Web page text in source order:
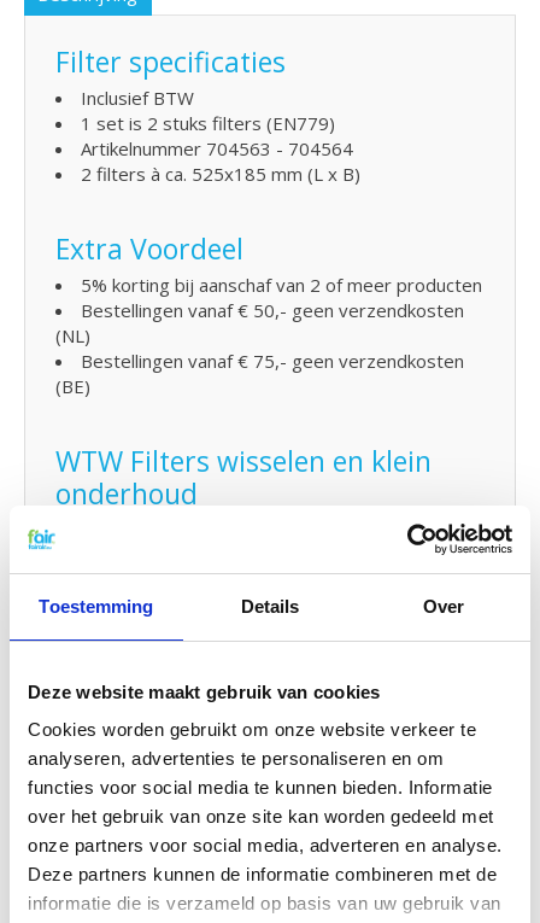
Toestemming Details Over
Deze website maakt gebruik van cookies
Cookies worden gebruikt om onze website verkeer te
analyseren, advertenties te personaliseren en om
functies voor social media te kunnen bieden. Informatie
over het gebruik van onze site kan worden gedeeld met
onze partners voor social media, adverteren en analyse.
Deze partners kunnen de informatie combineren met de
informatie die is verzameld op basis van uw gebruik van
Filter specificaties
Inclusief BTW
1 set is 2 stuks filters (EN779)
Artikelnummer 704563 - 704564
2 filters à ca. 525x185 mm (L x B)
Extra Voordeel
5% korting bij aanschaf van 2 of meer producten
Bestellingen vanaf € 50,- geen verzendkosten
(NL)
Bestellingen vanaf € 75,- geen verzendkosten
(BE)
WTW Filters wisselen en klein
onderhoud
De WTW filters van fairair voor de Ubiflux W300 -
W400 kunt op eenvoudig zelf vervangen en in uw
WTW unit plaatsen. Bekijk hiervoorde handleiding
om uw WTW filter te vervangen. U kunt ook
G4 Kwaliteit voor een G3 prijs
f'air G3 filters hebben een afvangst van 92%. De
afvangtst van G3 filters volgens de gestelde
EN779 normering moet tussen de 80% en 90%
zijn. Dat betekent concreet dat f'air G3 filters een
hogere efficiency hebben en dus meer vuil
afvangen dan de normering voorschrijft. U bent dus